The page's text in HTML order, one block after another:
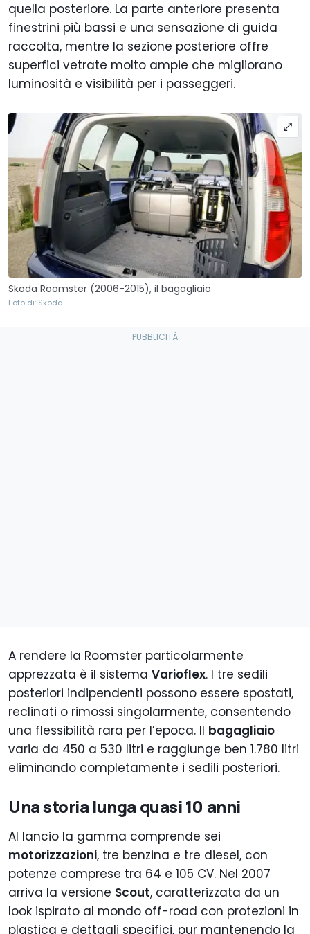
quella posteriore. La parte anteriore presenta
finestrini più bassi e una sensazione di guida
raccolta, mentre la sezione posteriore offre
superfici vetrate molto ampie che migliorano
luminosità e visibilità per i passeggeri.
Skoda Roomster (2006-2015), il bagagliaio
Foto di: Skoda
A rendere la Roomster particolarmente
apprezzata è il sistema Varioflex. I tre sedili
posteriori indipendenti possono essere spostati,
reclinati o rimossi singolarmente, consentendo
una flessibilità rara per l’epoca. Il bagagliaio
varia da 450 a 530 litri e raggiunge ben 1.780 litri
eliminando completamente i sedili posteriori.
Una storia lunga quasi 10 anni
Al lancio la gamma comprende sei
motorizzazioni, tre benzina e tre diesel, con
potenze comprese tra 64 e 105 CV. Nel 2007
arriva la versione Scout, caratterizzata da un
look ispirato al mondo off-road con protezioni in
plastica e dettagli specifici, pur mantenendo la